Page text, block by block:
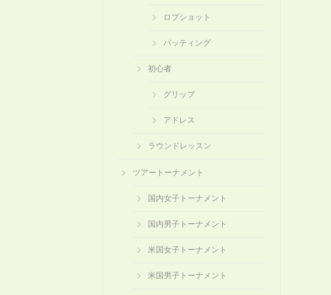
ロブショット
パッティング
初心者
グリップ
アドレス
ラウンドレッスン
ツアートーナメント
国内女子トーナメント
国内男子トーナメント
米国女子トーナメント
米国男子トーナメント